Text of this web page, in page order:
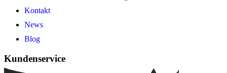
Kontakt
News
Blog
Kundenservice